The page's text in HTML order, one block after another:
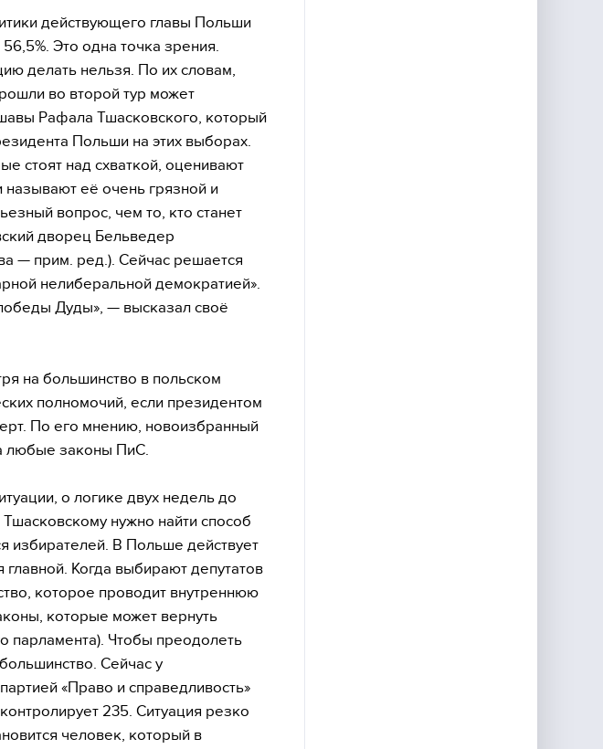
действующего главы Польши
Это одна точка зрения.
делать нельзя. По их словам,
во второй тур может
Рафала Тшасковского, который
Польши на этих выборах.
стоят над схваткой, оценивают
её очень грязной и
вопрос, чем то, кто станет
дворец Бельведер
— прим. ред.). Сейчас решается
нелиберальной демократией».
Дуды», — высказал своё
на большинство в польском
полномочий, если президентом
По его мнению, новоизбранный
любые законы ПиС.
о логике двух недель до
нужно найти способ
избирателей. В Польше действует
Когда выбирают депутатов
которое проводит внутреннюю
которые может вернуть
парламента). Чтобы преодолеть
Сейчас у
«Право и справедливость»
235. Ситуация резко
человек, который в